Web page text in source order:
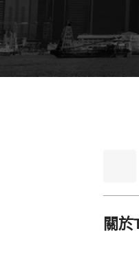
關於